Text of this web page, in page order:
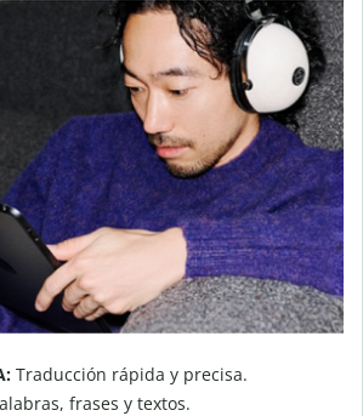
Traducción rápida y precisa.
frases y textos.